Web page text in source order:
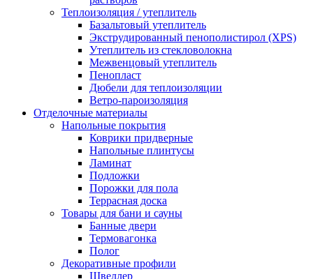
Теплоизоляция / утеплитель
Базальтовый утеплитель
Экструдированный пенополистирол (XPS)
Утеплитель из стекловолокна
Межвенцовый утеплитель
Пенопласт
Дюбели для теплоизоляции
Ветро-пароизоляция
Отделочные материалы
Напольные покрытия
Коврики придверные
Напольные плинтусы
Ламинат
Подложки
Порожки для пола
Террасная доска
Товары для бани и сауны
Банные двери
Термовагонка
Полог
Декоративные профили
Швеллер